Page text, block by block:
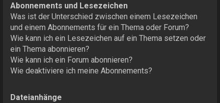
Abonnements und Lesezeichen
Was ist der Unterschied zwischen einem Lesezeichen
und einem Abonnements für ein Thema oder Forum?
Wie kann ich ein Lesezeichen auf ein Thema setzen oder
ein Thema abonnieren?
Wie kann ich ein Forum abonnieren?
Wie deaktiviere ich meine Abonnements?
Dateianhänge